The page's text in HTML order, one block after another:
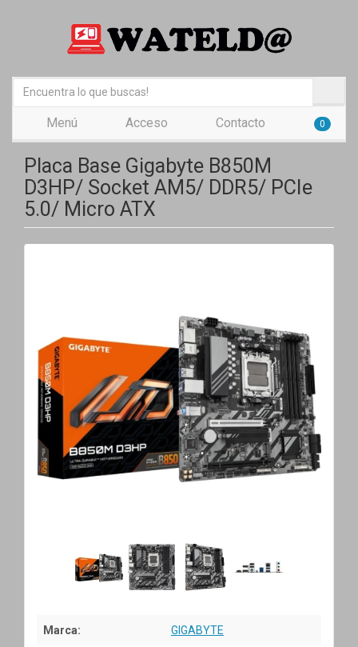
Menú Acceso Contacto 0
Placa Base Gigabyte B850M
D3HP/ Socket AM5/ DDR5/ PCIe
5.0/ Micro ATX
Marca: GIGABYTE